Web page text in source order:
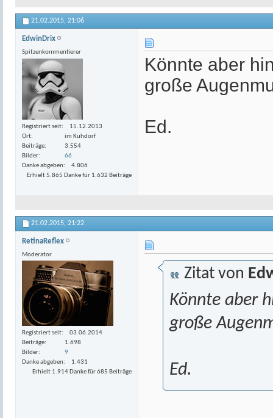
21.02.2015, 21:06
EdwinDrix
Spitzenkommentierer
Registriert seit
15.12.2013
Ort
im Kuhdorf
Beiträge
3.554
Bilder
66
Danke abgeben
4.806
Erhielt 5.865 Danke für 1.632 Beiträge
Könnte aber
große
Ed.
21.02.2015, 21:22
RetinaReflex
Moderator
Registriert seit
03.06.2014
Beiträge
1.698
Bilder
9
Danke abgeben
1.431
Erhielt 1.914 Danke für 685 Beiträge
Zitat von
Könnte aber
große
Ed.